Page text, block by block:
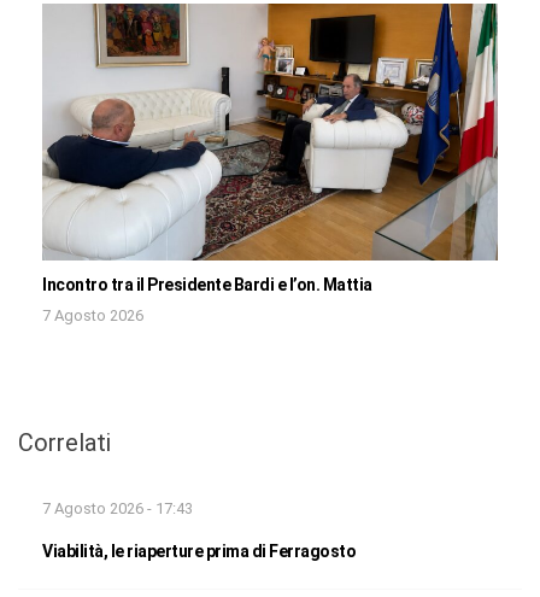
Incontro tra il Presidente Bardi e l’on. Mattia
7 Agosto 2026
Correlati
7 Agosto 2026 - 17:43
Viabilità, le riaperture prima di Ferragosto